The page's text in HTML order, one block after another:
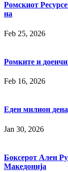
Ромскиот
на
Feb 25, 2026
Ромките и
Feb 16, 2026
Еден милион
Jan 30, 2026
Боксерот Ален
Македонија